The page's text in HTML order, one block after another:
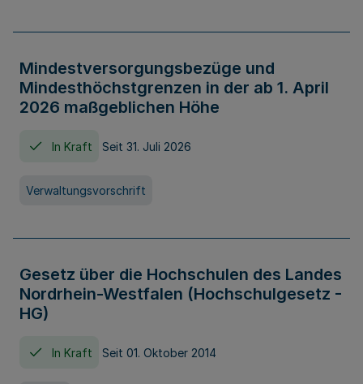
Mindestversorgungsbezüge und
Mindesthöchstgrenzen in der ab 1. April
2026 maßgeblichen Höhe
In Kraft Seit 31. Juli 2026
Verwaltungsvorschrift
Gesetz über die Hochschulen des Landes
Nordrhein-Westfalen (Hochschulgesetz -
HG)
In Kraft Seit 01. Oktober 2014